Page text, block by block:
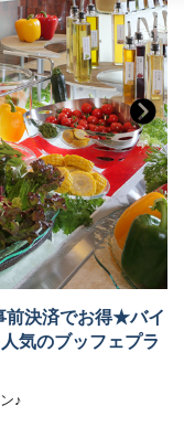
クスした雰囲気の中、旬
ります。
場合がございます。
に異なります。
ちらもご用意しておりま
☆
能があり、
庭園露天風呂｢昇龍の湯｣
っくりとお楽しみくださ
す。
4種の貸切風呂がござ
前決済でお得★バイ
気のブッフェプラ
♪